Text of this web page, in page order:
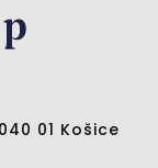
01 Košice